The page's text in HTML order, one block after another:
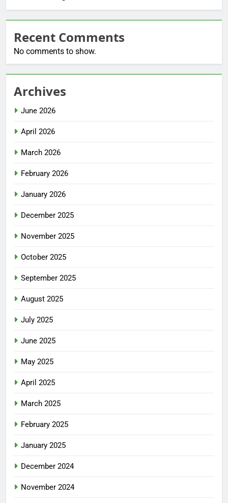
Recent Comments
No comments to show.
Archives
June 2026
April 2026
March 2026
February 2026
January 2026
December 2025
November 2025
October 2025
September 2025
August 2025
July 2025
June 2025
May 2025
April 2025
March 2025
February 2025
January 2025
December 2024
November 2024